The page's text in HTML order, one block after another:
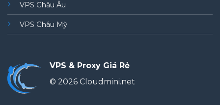
VPS Châu Âu
VPS Châu Mỹ
VPS & Proxy Giá Rẻ
© 2026 Cloudmini.net